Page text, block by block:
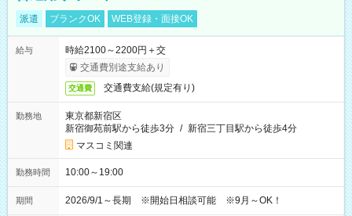
派遣 ブランクOK WEB登録・面接OK
給与
時給2100～2200円＋交
交通費別途支給あり
交通費 交通費支給(規定有り)
勤務地
東京都新宿区
新宿御苑前駅から徒歩3分 / 新宿三丁目駅から徒歩4分
マスコミ関連
勤務時間 10:00～19:00
期間 2026/9/1～長期 ※開始日相談可能 ※9月～OK！